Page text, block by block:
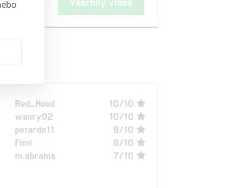
Red_Hood
10/10
wanry02
10/10
petardo11
9/10
Fimi
8/10
m.abrams
7/10